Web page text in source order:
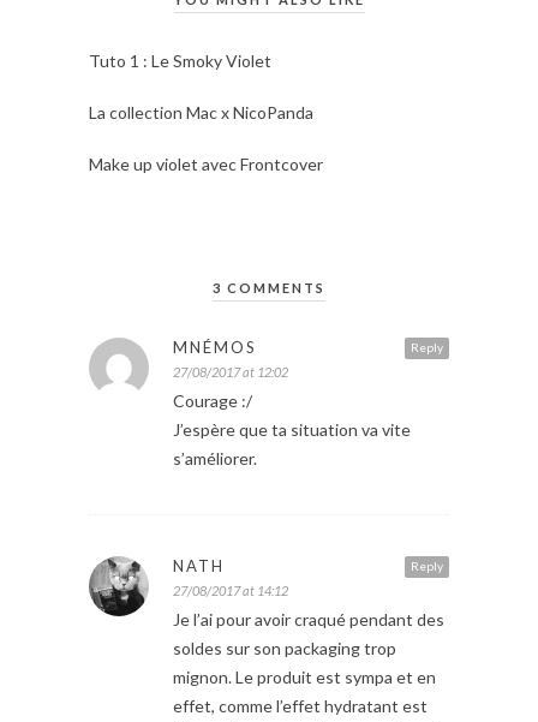
Tuto 1 : Le Smoky Violet
La collection Mac x NicoPanda
Make up violet avec Frontcover
3 COMMENTS
Reply
MNÉMOS
27/08/2017 at 12:02
Courage :/
J’espère que ta situation va vite
s’améliorer.
Reply
NATH
27/08/2017 at 14:12
Je l’ai pour avoir craqué pendant des
soldes sur son packaging trop
mignon. Le produit est sympa et en
effet, comme l’effet hydratant est